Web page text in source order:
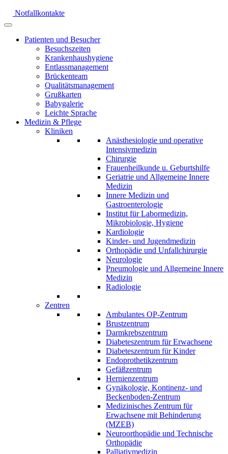
Notfallkontakte
Patienten und Besucher
Besuchszeiten
Krankenhaushygiene
Entlassmanagement
Brückenteam
Qualitätsmanagement
Grußkarten
Babygalerie
Leichte Sprache
Medizin & Pflege
Kliniken
Anästhesiologie und operative
Intensivmedizin
Chirurgie
Frauenheilkunde u. Geburtshilfe
Geriatrie und Allgemeine Innere
Medizin
Innere Medizin und
Gastroenterologie
Institut für Labormedizin,
Mikrobiologie, Hygiene
Kardiologie
Kinder- und Jugendmedizin
Orthopädie und Unfallchirurgie
Neurologie
Pneumologie und Allgemeine Innere
Medizin
Radiologie
Zentren
Ambulantes OP-Zentrum
Brustzentrum
Darmkrebszentrum
Diabeteszentrum für Erwachsene
Diabeteszentrum für Kinder
Endoprothetikzentrum
Gefäßzentrum
Hernienzentrum
Gynäkologie, Kontinenz- und
Beckenboden-Zentrum
Medizinisches Zentrum für
Erwachsene mit Behinderung
(MZEB)
Neuroorthopädie und Technische
Orthopädie
Palliativmedizin